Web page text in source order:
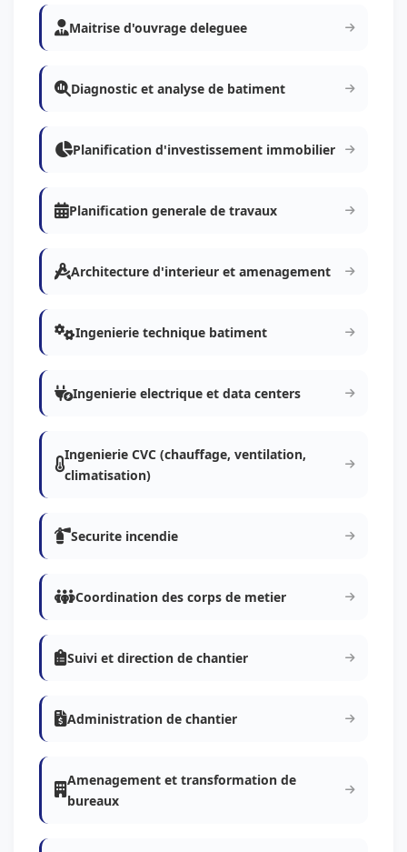
Maitrise d'ouvrage deleguee
Diagnostic et analyse de batiment
Planification d'investissement immobilier
Planification generale de travaux
Architecture d'interieur et amenagement
Ingenierie technique batiment
Ingenierie electrique et data centers
Ingenierie CVC (chauffage, ventilation,
climatisation)
Securite incendie
Coordination des corps de metier
Suivi et direction de chantier
Administration de chantier
Amenagement et transformation de
bureaux